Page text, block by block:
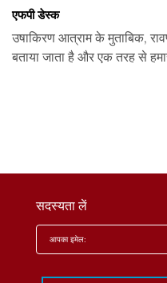
एफपी डेस्‍क
उषाकिरण आत्राम के मुताबिक,
बताया जाता है और एक तरह से
सदस्यता लें